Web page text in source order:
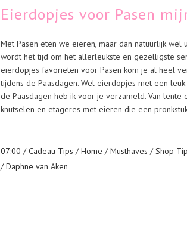
Eierdopjes voor Pasen
Met Pasen eten we eieren, maar dan natuurlijk
wordt het tijd om het allerleukste en gezelligste
eierdopjes favorieten voor Pasen kom je al heel
tijdens de Paasdagen. Wel eierdopjes met een
de Paasdagen heb ik voor je verzameld. Van
knutselen en etageres met eieren die een
07:00 /Cadeau Tips /Home /Musthaves /Shop
/ Daphne van Aken